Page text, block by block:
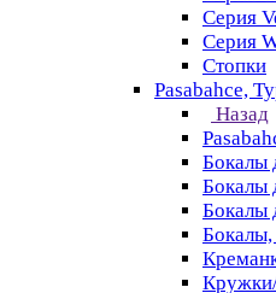
Серия
Серия
Стопки
Pasabahce,
Назад
Бокалы
Бокалы
Бокалы
Бокалы,